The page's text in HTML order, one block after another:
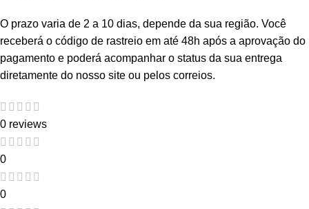
O prazo varia de 2 a 10 dias, depende da sua região. Você
receberá o código de rastreio em até 48h após a aprovação do
pagamento e poderá acompanhar o status da sua entrega
diretamente do nosso site ou pelos correios.
0 reviews
0
0